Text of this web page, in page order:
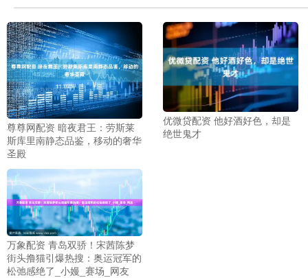
尊尊网配资 暗夜君王：劳斯莱
斯库里南静态品鉴，移动的奢华
圣殿
优微贷配资 他好酒好色，却是
绝世鬼才
万象配资 青岛双骄！宋茜陈梦
街头撸猫引爆热搜：奥运冠军的
松弛感绝了_小嫚_赛场_网友